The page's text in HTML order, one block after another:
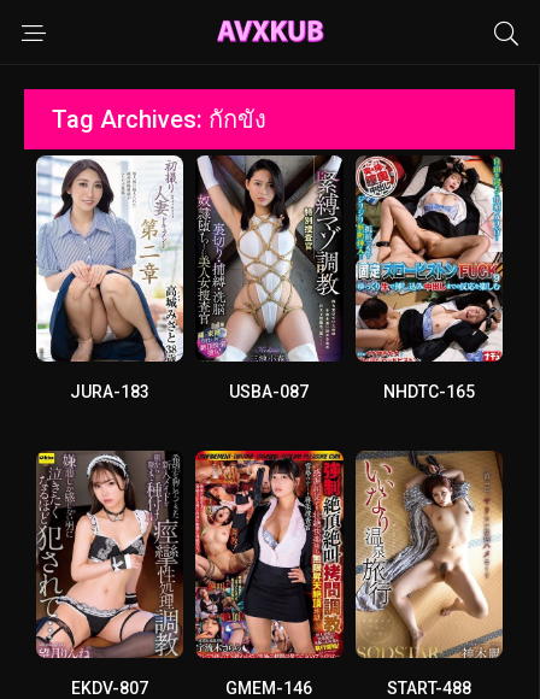
Tag Archives: กักขัง
JURA-183 USBA-087 NHDTC-165
EKDV-807 GMEM-146 START-488